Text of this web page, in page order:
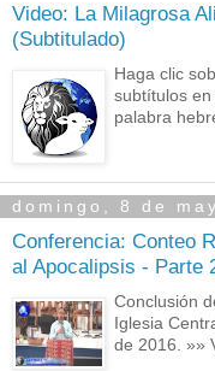
Video: La Milagrosa
(Subtitulado)
Haga clic
subtítulos
palabra
domingo, 8 de
Conferencia: Conteo
al Apocalipsis - Parte
Conclusión
Iglesia
de 2016. »»